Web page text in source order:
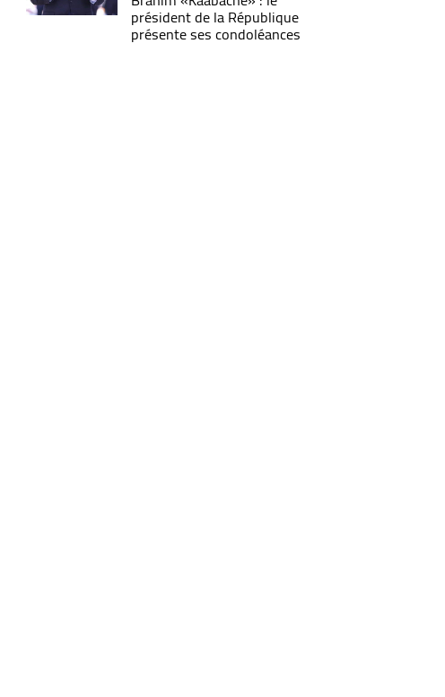
président de la République
présente ses condoléances